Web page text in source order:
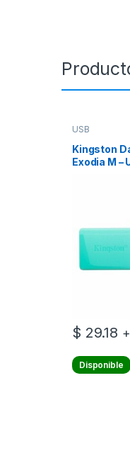
USB
Kingston
Exodia M –
$ 29.18
Disponible